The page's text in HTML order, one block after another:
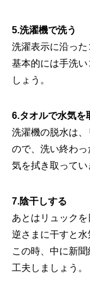
5.洗濯機で洗う
洗濯表示に沿った
基本的には手洗
しょう。
6.タオルで水気を
洗濯機の脱水は
ので、洗い終わ
気を拭き取ってい
7.陰干しする
あとはリュックを
逆さまに干すと水
この時、中に新
工夫しましょう。